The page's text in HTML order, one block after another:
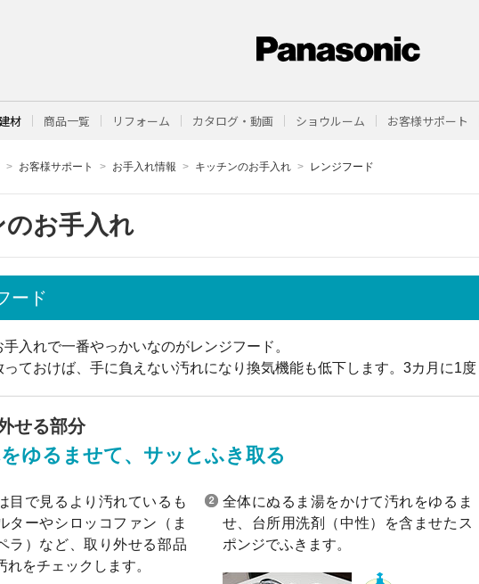
材 商品一覧 リフォーム カタログ・動画 ショウルーム お客様サポート
お客様サポート お手入れ情報 キッチンのお手入れ レンジフード
のお手入れ
ード
入れで一番やっかいなのがレンジフード。
ておけば、手に負えない汚れになり換気機能も低下します。3カ月に1度
せる部分
ゆるませて、サッとふき取る
目で見るより汚れているも
ターやシロッコファン（ま
ラ）など、取り外せる部品
れをチェックします。
全体にぬるま湯をかけて汚れをゆるま
せ、台所用洗剤（中性）を含ませたス
ポンジでふきます。